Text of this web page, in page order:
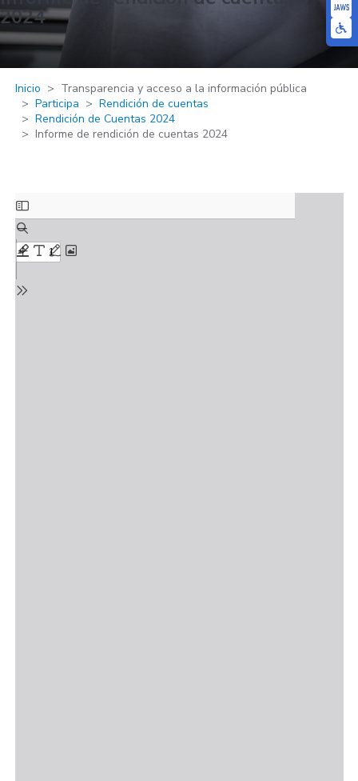
2024
Inicio
Transparencia y acceso a la información pública
Participa
Rendición de cuentas
Rendición de Cuentas 2024
Informe de rendición de cuentas 2024